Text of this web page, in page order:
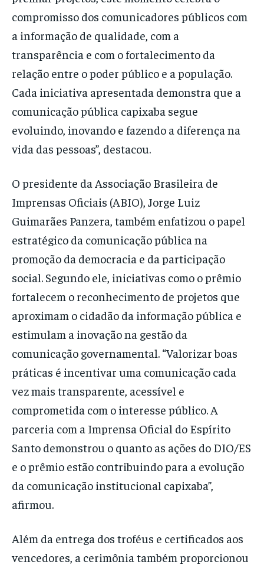
compromisso dos comunicadores públicos com
a informação de qualidade, com a
transparência e com o fortalecimento da
relação entre o poder público e a população.
Cada iniciativa apresentada demonstra que a
comunicação pública capixaba segue
evoluindo, inovando e fazendo a diferença na
vida das pessoas”, destacou.
O presidente da Associação Brasileira de
Imprensas Oficiais (ABIO), Jorge Luiz
Guimarães Panzera, também enfatizou o papel
estratégico da comunicação pública na
promoção da democracia e da participação
social. Segundo ele, iniciativas como o prêmio
fortalecem o reconhecimento de projetos que
aproximam o cidadão da informação pública e
estimulam a inovação na gestão da
comunicação governamental. “Valorizar boas
práticas é incentivar uma comunicação cada
vez mais transparente, acessível e
comprometida com o interesse público. A
parceria com a Imprensa Oficial do Espírito
Santo demonstrou o quanto as ações do DIO/ES
e o prêmio estão contribuindo para a evolução
da comunicação institucional capixaba”,
afirmou.
Além da entrega dos troféus e certificados aos
vencedores, a cerimônia também proporcionou